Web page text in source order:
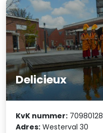
Delicieux
KvK nummer: 70980128
Adres: Westerval 30